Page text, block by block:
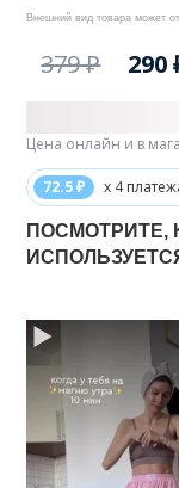
Внешний вид товара может
379 ₽ 290
72.5 ₽ x 4
Цена онлайн и в
ПОСМОТРИТЕ,